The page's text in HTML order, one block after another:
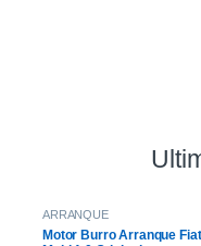
ARRANQUE
Motor Burro Arranque Fiat